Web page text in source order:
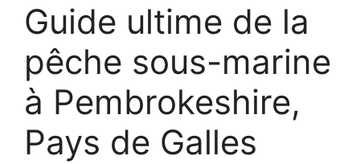
Guide ultime de la
pêche sous-marine
à Pembrokeshire,
Pays de Galles